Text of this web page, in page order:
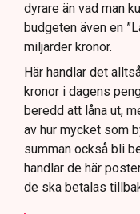
dyrare än vad man
budgeten även en
miljarder kronor.
Här handlar det
kronor i dagens
beredd att låna ut,
av hur mycket som
summan också bli
handlar de här
de ska betalas